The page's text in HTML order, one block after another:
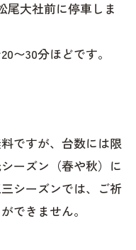
尾大社前に停車しま
〜30分ほどです。
ですが、台数には限
ーズン（春や秋）に
シーズンでは、ご祈
できません。